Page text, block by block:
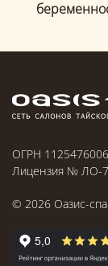
ОГРН
Лицензия № ЛО-
© 2026 Оазис-спа